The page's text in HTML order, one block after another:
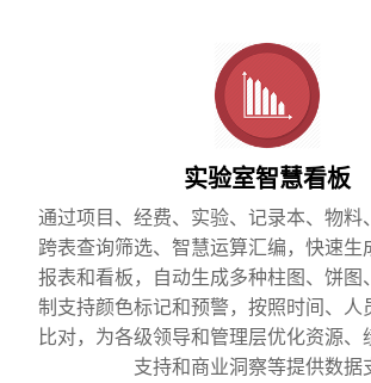
实验室智慧看板
通过项目、经费、实验、记录本、物料
跨表查询筛选、智慧运算汇编，快速生
报表和看板，自动生成多种柱图、饼图
制支持颜色标记和预警，按照时间、人
比对，为各级领导和管理层优化资源、
支持和商业洞察等提供数据